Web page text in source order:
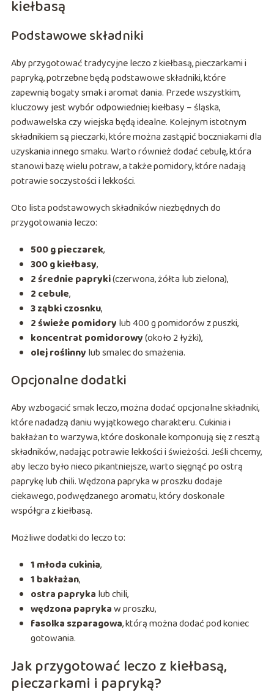
kiełbasą
Podstawowe składniki
Aby przygotować tradycyjne leczo z kiełbasą, pieczarkami i
papryką, potrzebne będą podstawowe składniki, które
zapewnią bogaty smak i aromat dania. Przede wszystkim,
kluczowy jest wybór odpowiedniej kiełbasy – śląska,
podwawelska czy wiejska będą idealne. Kolejnym istotnym
składnikiem są pieczarki, które można zastąpić boczniakami dla
uzyskania innego smaku. Warto również dodać cebulę, która
stanowi bazę wielu potraw, a także pomidory, które nadają
potrawie soczystości i lekkości.
Oto lista podstawowych składników niezbędnych do
przygotowania leczo:
500 g pieczarek,
300 g kiełbasy,
2 średnie papryki(czerwona, żółta lub zielona),
2 cebule,
3 ząbki czosnku,
2 świeże pomidory lub 400 g pomidorów z puszki,
koncentrat pomidorowy(około 2 łyżki),
olej roślinny lub smalec do smażenia.
Opcjonalne dodatki
Aby wzbogacić smak leczo, można dodać opcjonalne składniki,
które nadadzą daniu wyjątkowego charakteru. Cukinia i
bakłażan to warzywa, które doskonale komponują się z resztą
składników, nadając potrawie lekkości i świeżości. Jeśli chcemy,
aby leczo było nieco pikantniejsze, warto sięgnąć po ostrą
paprykę lub chili. Wędzona papryka w proszku dodaje
ciekawego, podwędzanego aromatu, który doskonale
współgra z kiełbasą.
Możliwe dodatki do leczo to:
1 młoda cukinia,
1 bakłażan,
ostra papryka lub chili,
wędzona paprykaw proszku,
fasolka szparagowa, którą można dodać pod koniec
gotowania.
Jak przygotować leczo z kiełbasą,
pieczarkami i papryką?